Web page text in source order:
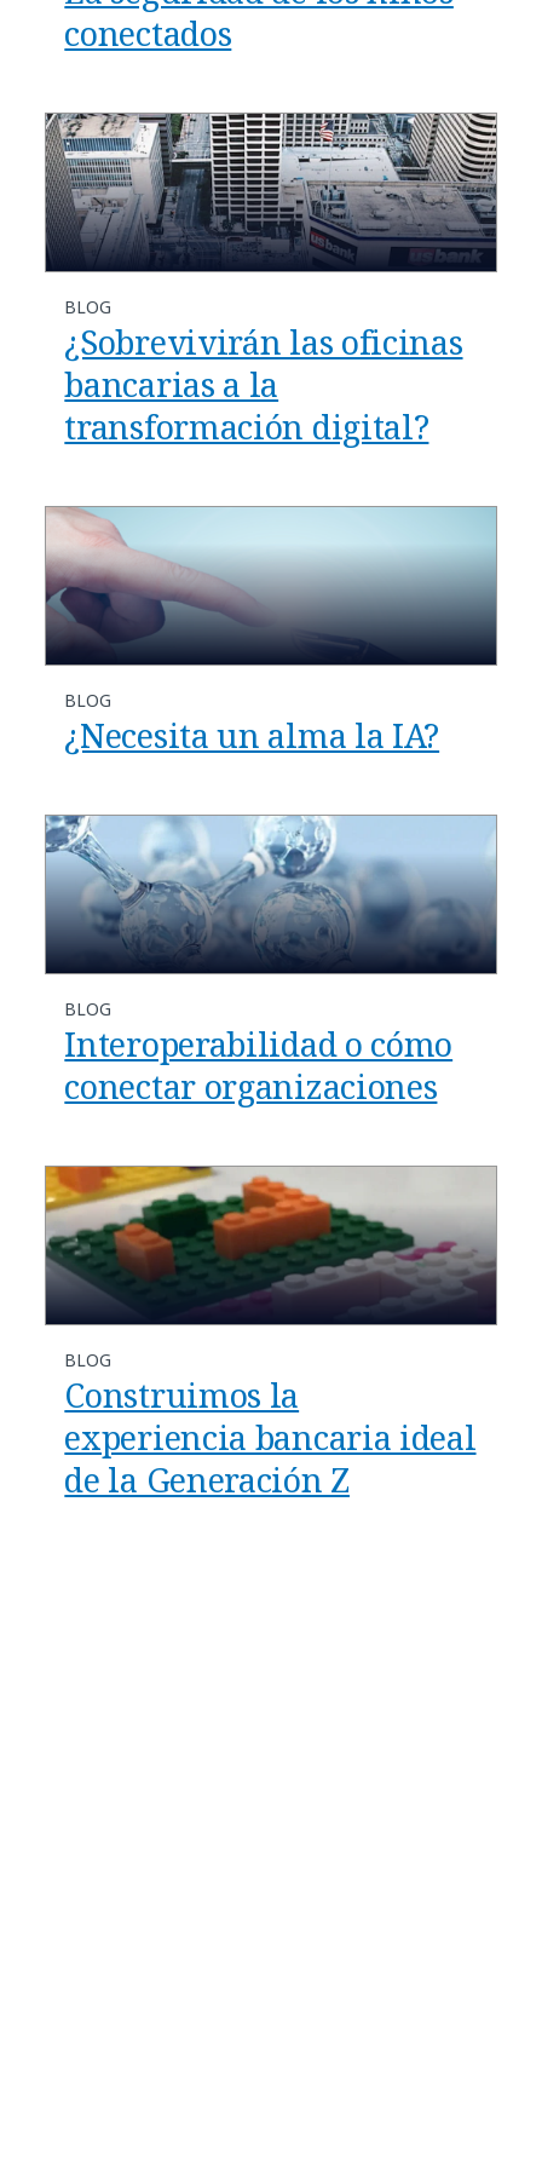
conectados
BLOG
¿Sobrevivirán las oficinas
bancarias a la
transformación digital?
BLOG
¿Necesita un alma la IA?
BLOG
Interoperabilidad o cómo
conectar organizaciones
BLOG
Construimos la
experiencia bancaria ideal
de la Generación Z